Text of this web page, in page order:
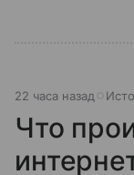
22 часа назад
Что